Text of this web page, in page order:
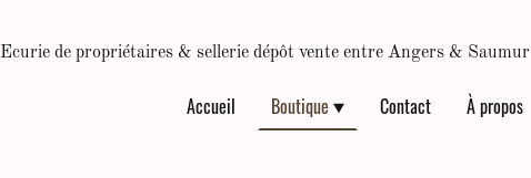
Ecurie de propriétaires & sellerie dépôt vente entre Angers & Saumur
Accueil Boutique Contact À propos